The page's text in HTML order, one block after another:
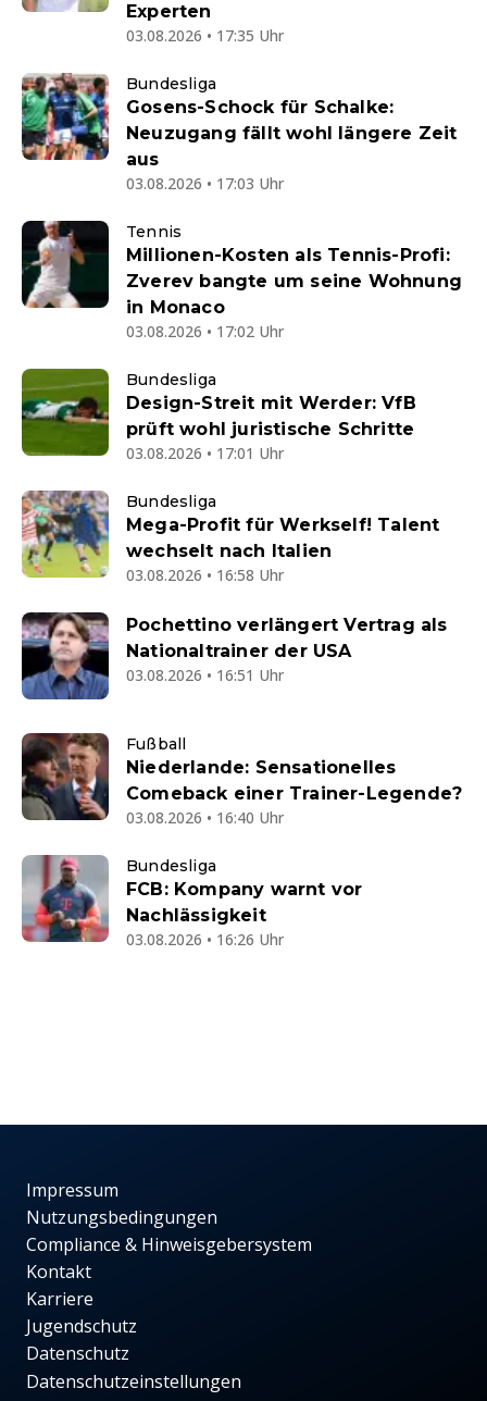
Experten
03.08.2026 • 17:35 Uhr
Bundesliga
Gosens-Schock für Schalke:
Neuzugang fällt wohl längere Zeit
aus
03.08.2026 • 17:03 Uhr
Tennis
Millionen-Kosten als Tennis-Profi:
Zverev bangte um seine Wohnung
in Monaco
03.08.2026 • 17:02 Uhr
Bundesliga
Design-Streit mit Werder: VfB
prüft wohl juristische Schritte
03.08.2026 • 17:01 Uhr
Bundesliga
Mega-Profit für Werkself! Talent
wechselt nach Italien
03.08.2026 • 16:58 Uhr
Pochettino verlängert Vertrag als
Nationaltrainer der USA
03.08.2026 • 16:51 Uhr
Fußball
Niederlande: Sensationelles
Comeback einer Trainer-Legende?
03.08.2026 • 16:40 Uhr
Bundesliga
FCB: Kompany warnt vor
Nachlässigkeit
03.08.2026 • 16:26 Uhr
Impressum
Nutzungsbedingungen
Compliance & Hinweisgebersystem
Kontakt
Karriere
Jugendschutz
Datenschutz
Datenschutzeinstellungen